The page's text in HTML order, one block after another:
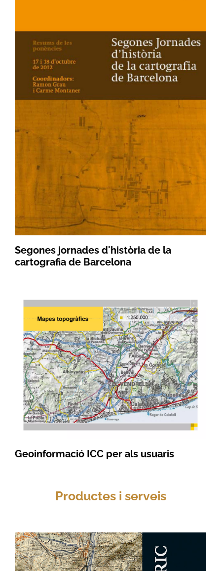
Segones jornades d'història de la
cartografia de Barcelona
Geoinformació ICC per als usuaris
Productes i serveis